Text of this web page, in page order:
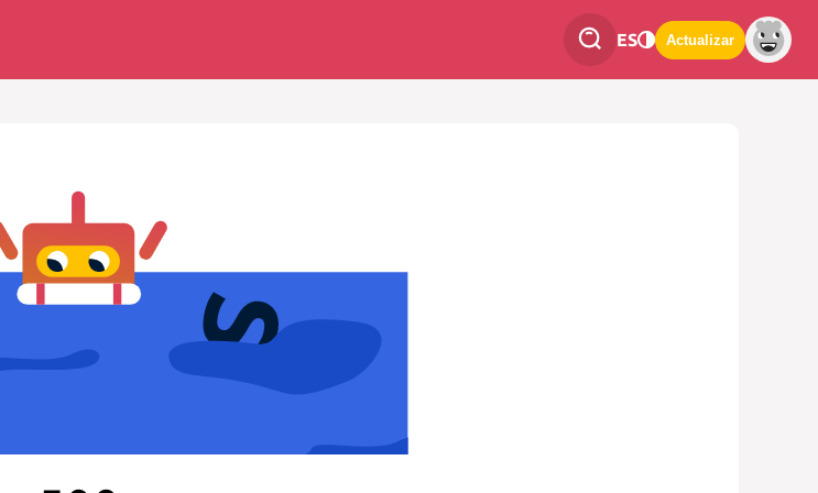
ES Actualizar